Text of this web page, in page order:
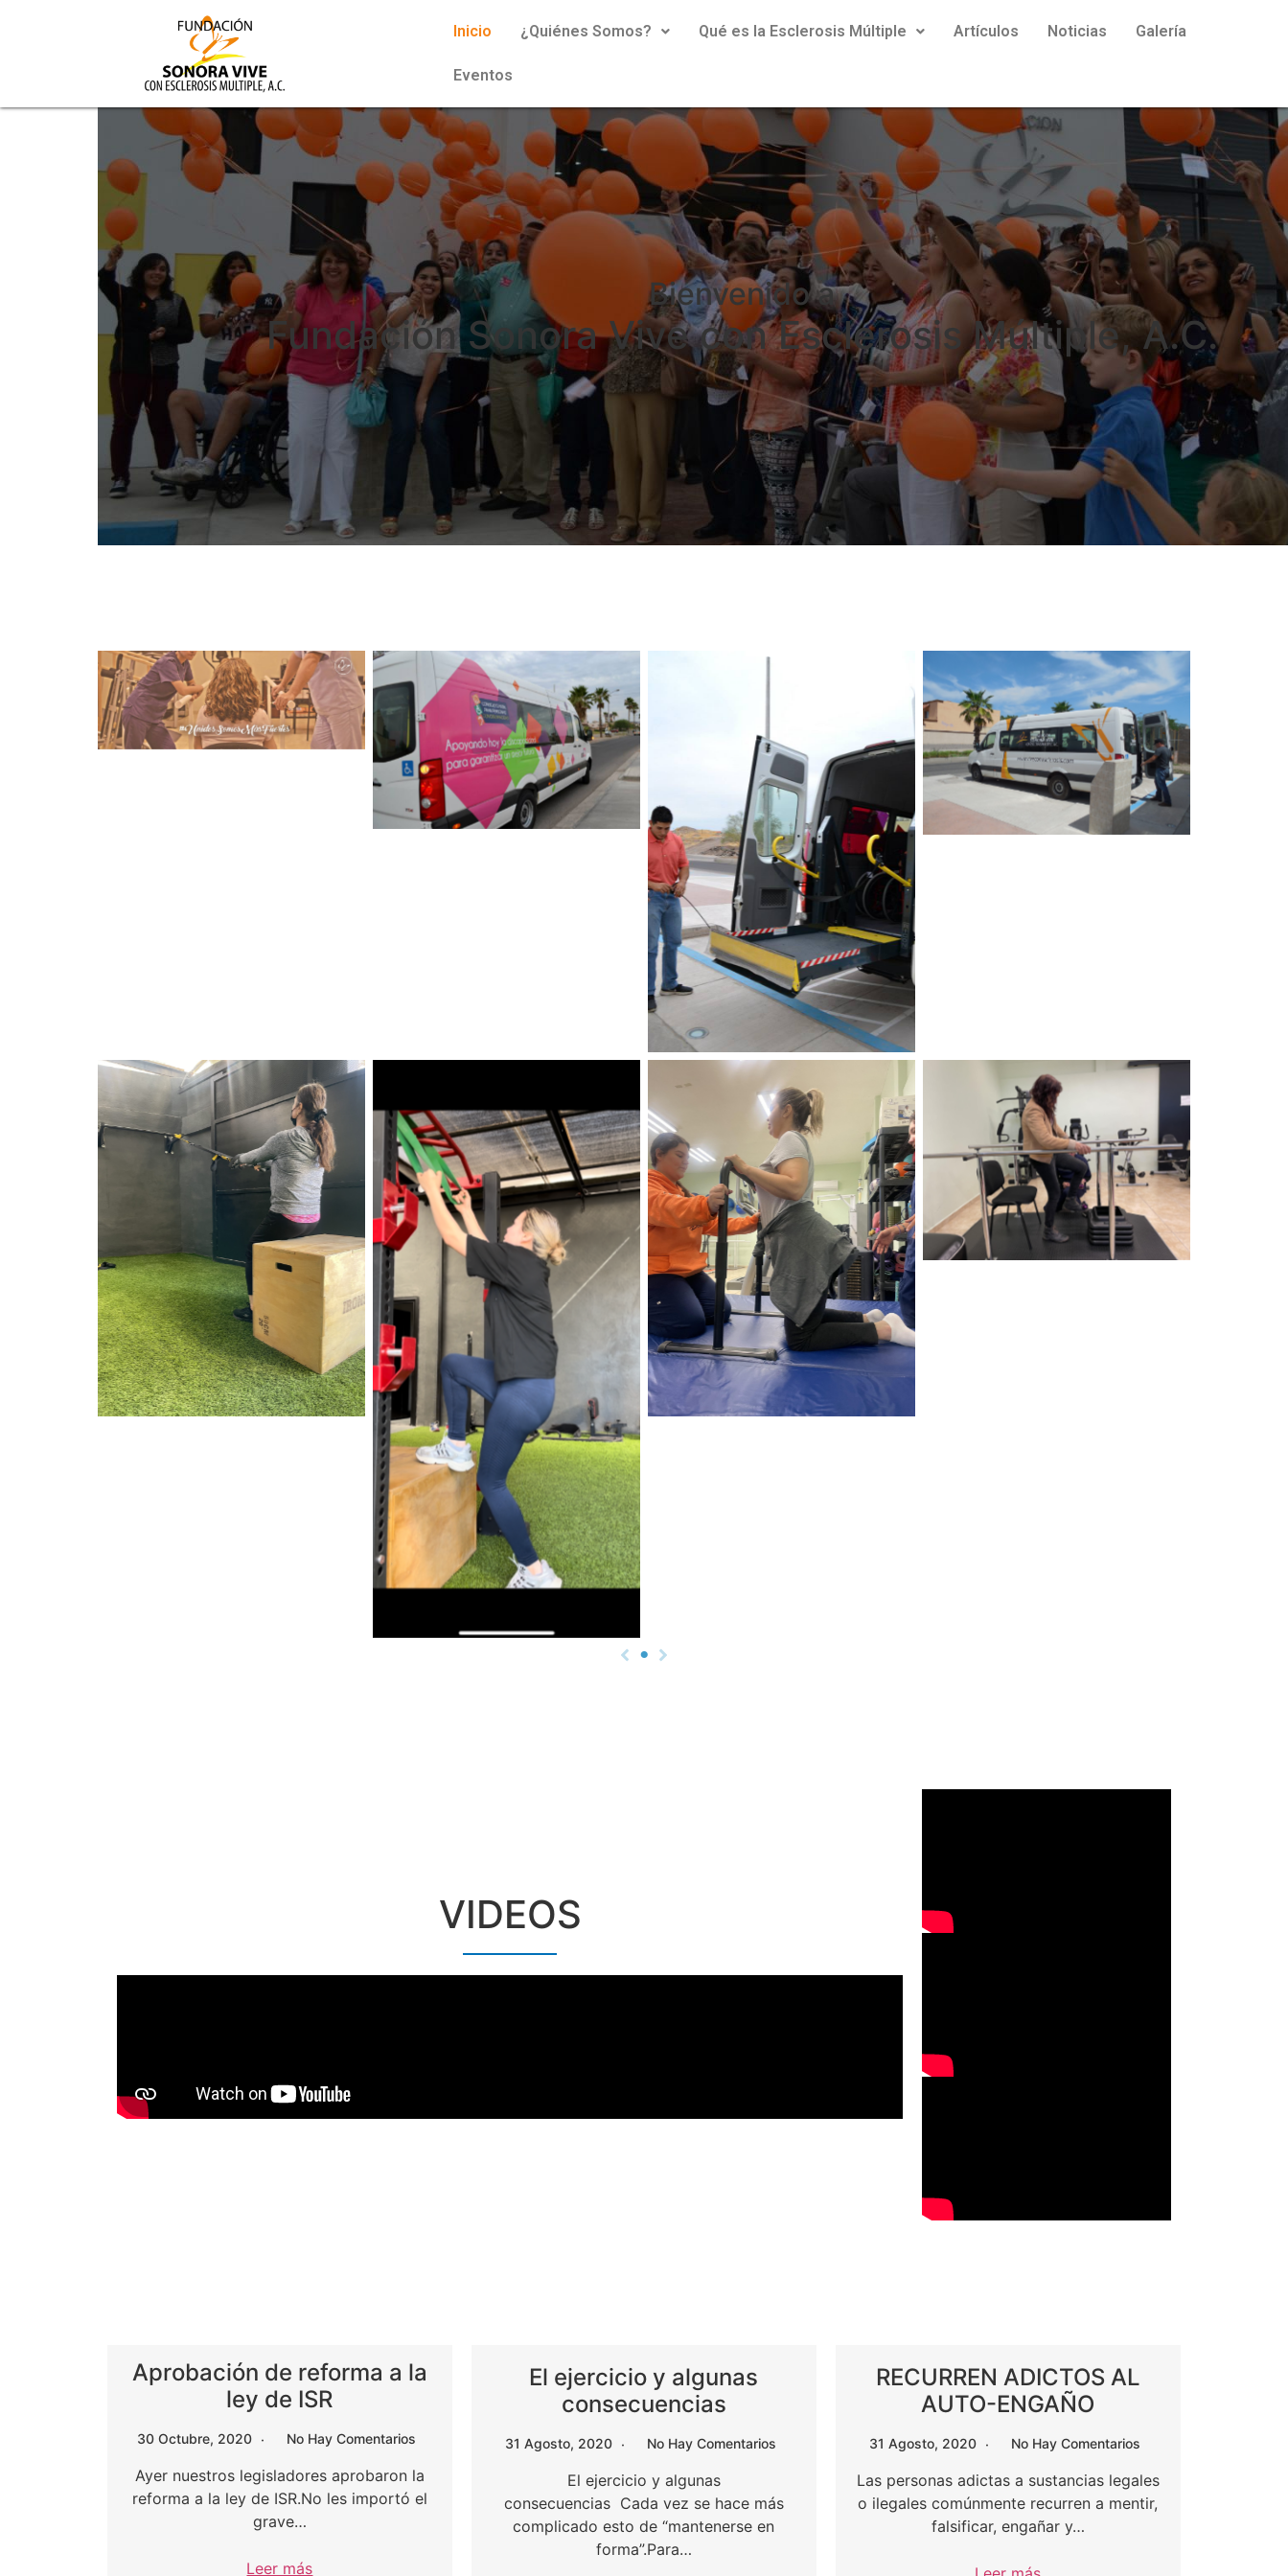
Inicio ¿Quiénes Somos? Qué es la Esclerosis Múltiple Artículos Noticias Galería
Eventos
Bienvenido a
Fundación Sonora Vive con Esclerosis Múltiple, A.C.
VIDEOS
Aprobación de reforma a la
ley de ISR
30 Octubre, 2020 No Hay Comentarios
Ayer nuestros legisladores aprobaron la
reforma a la ley de ISR.No les importó el
grave…
Leer más
El ejercicio y algunas
consecuencias
31 Agosto, 2020 No Hay Comentarios
El ejercicio y algunas
consecuencias Cada vez se hace más
complicado esto de “mantenerse en
forma”.Para…
RECURREN ADICTOS AL
AUTO-ENGAÑO
31 Agosto, 2020 No Hay Comentarios
Las personas adictas a sustancias legales
o ilegales comúnmente recurren a mentir,
falsificar, engañar y…